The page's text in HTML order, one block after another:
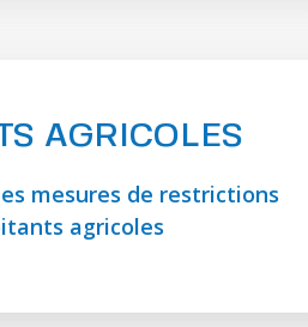
AGRICOLES
mesures de restrictions
agricoles